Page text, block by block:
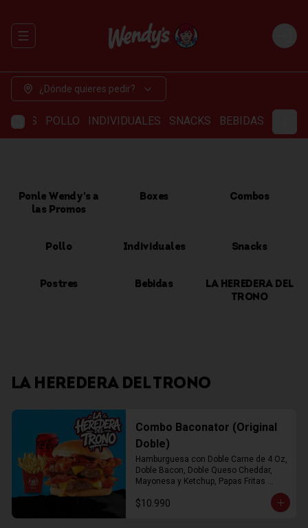
Abrir menu de navegación Login
¿Dónde quieres pedir?
POLLO INDIVIDUALES SNACKS BEBIDAS
Ponle Wendy's a
las Promos
Boxes Combos
Pollo Individuales Snacks
Postres Bebidas
LA HEREDERA DEL
TRONO
LA HEREDERA DEL TRONO
Combo Baconator (Original
Doble)
Hamburguesa con Doble Carne de 4 Oz,
Doble Bacon, Doble Queso Cheddar,
Mayonesa y Ketchup, Papas Fritas
$10.990